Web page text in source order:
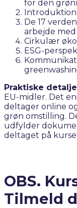
for den
Introduktion
De 17
arbejde
Cirkulær
ESG-
Praktiske
EU-midler. Det
deltager online
grøn omstilling.
udfylder
deltaget på
OBS.
Tilmeld